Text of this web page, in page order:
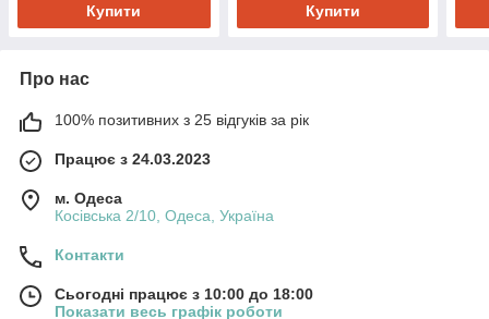
Купити Купити
Про нас
100% позитивних з 25 відгуків за рік
Працює з 24.03.2023
м. Одеса
Косівська 2/10, Одеса, Україна
Контакти
Сьогодні працює з 10:00 до 18:00
Показати весь графік роботи